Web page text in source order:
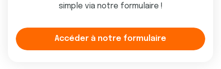
simple via notre formulaire !
Accéder à notre formulaire